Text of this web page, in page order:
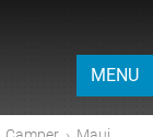
MENU